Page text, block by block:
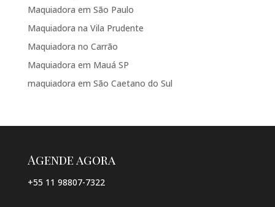
Maquiadora em São Paulo
Maquiadora na Vila Prudente
Maquiadora no Carrão
Maquiadora em Mauá SP
maquiadora em São Caetano do Sul
Agende agora
+55 11 98807-7322